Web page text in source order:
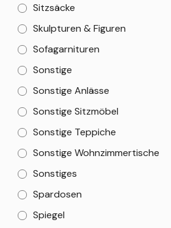
Sitzsäcke
Skulpturen & Figuren
Sofagarnituren
Sonstige
Sonstige Anlässe
Sonstige Sitzmöbel
Sonstige Teppiche
Sonstige Wohnzimmertische
Sonstiges
Spardosen
Spiegel